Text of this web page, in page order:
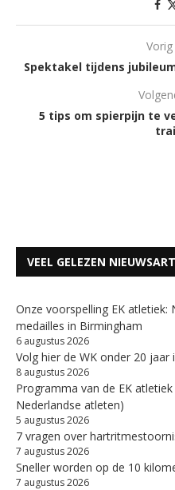
Spektakel tijdens
5 tips om spierpijn te
VEEL GELEZEN
Onze voorspelling EK
medailles in Birmingham
6 augustus 2026
Volg hier de WK onder 20 jaar
8 augustus 2026
Programma van de EK
Nederlandse atleten)
5 augustus 2026
7 vragen over
7 augustus 2026
Sneller worden op de 10
7 augustus 2026